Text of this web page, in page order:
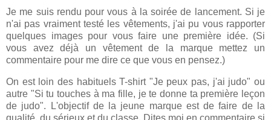
Je me suis rendu pour vous à la soirée de lancement. Si je
n'ai pas vraiment testé les vêtements, j'ai pu vous rapporter
quelques images pour vous faire une première idée. (Si
vous avez déjà un vêtement de la marque mettez un
commentaire pour me dire ce que vous en pensez.)
On est loin des habituels T-shirt "Je peux pas, j'ai judo" ou
autre "Si tu touches à ma fille, je te donne ta première leçon
de judo". L'objectif de la jeune marque est de faire de la
qualité, du sérieux et du classe. Dites moi en commentaire si